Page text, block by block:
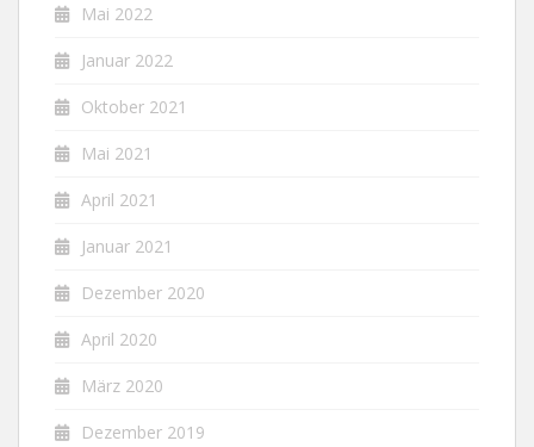
Mai 2022
Januar 2022
Oktober 2021
Mai 2021
April 2021
Januar 2021
Dezember 2020
April 2020
März 2020
Dezember 2019